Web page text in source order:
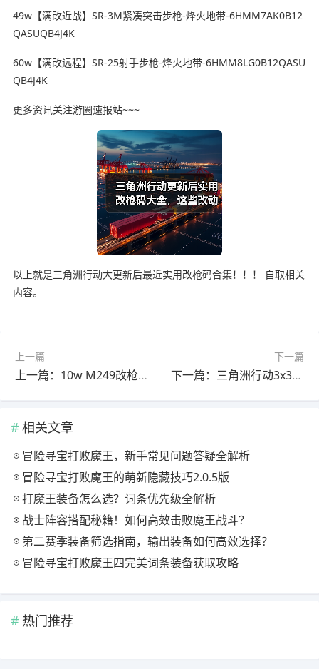
49w【满改近战】SR-3M紧凑突击步枪-烽火地带-6HMM7AK0B12
QASUQB4J4K
60w【满改远程】SR-25射手步枪-烽火地带-6HMM8LG0B12QASU
QB4J4K
更多资讯关注游圈速报站~~~
以上就是三角洲行动大更新后最近实用改枪码合集！！！ 自取相关
内容。
上一篇
上一篇：10w M249改枪怎么选？3x3保险任务高效攻略
下一篇
下一篇：三角洲行动3x3三阶段卡关？邪修通关全攻略！
相关文章
冒险寻宝打败魔王，新手常见问题答疑全解析
冒险寻宝打败魔王的萌新隐藏技巧2.0.5版
打魔王装备怎么选？词条优先级全解析
战士阵容搭配秘籍！如何高效击败魔王战斗？
第二赛季装备筛选指南，输出装备如何高效选择？
冒险寻宝打败魔王四完美词条装备获取攻略
热门推荐